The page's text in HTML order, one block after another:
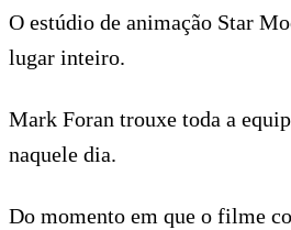
O estúdio de animação Star
lugar inteiro.
Mark Foran trouxe toda a
naquele dia.
Do momento em que o filme